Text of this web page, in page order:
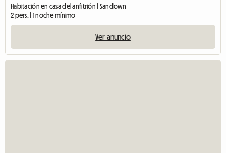
Habitación en casa del anfitrión | Sandown
2 pers. | 1 noche mínimo
Ver anuncio